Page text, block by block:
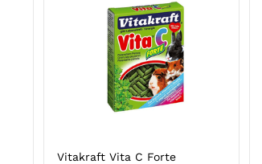
Vitakraft Vita C Forte